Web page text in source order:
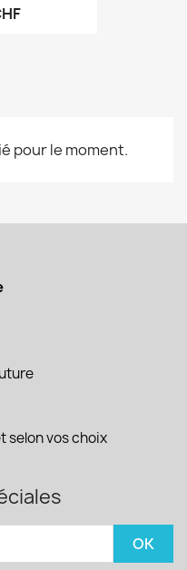
pour le moment.
selon vos choix